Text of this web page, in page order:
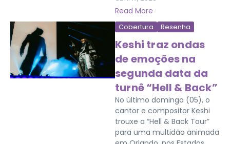
Read More
Cobertura Resenha
Keshi traz ondas
de emoções na
segunda data da
turnê “Hell & Back”
No último domingo (05), o
cantor e compositor Keshi
trouxe a “Hell & Back Tour”
para uma multidão animada